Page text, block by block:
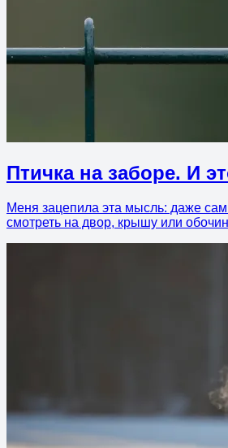
Птичка на заборе. И
Меня зацепила эта мысль: даже
смотреть на двор, крышу или